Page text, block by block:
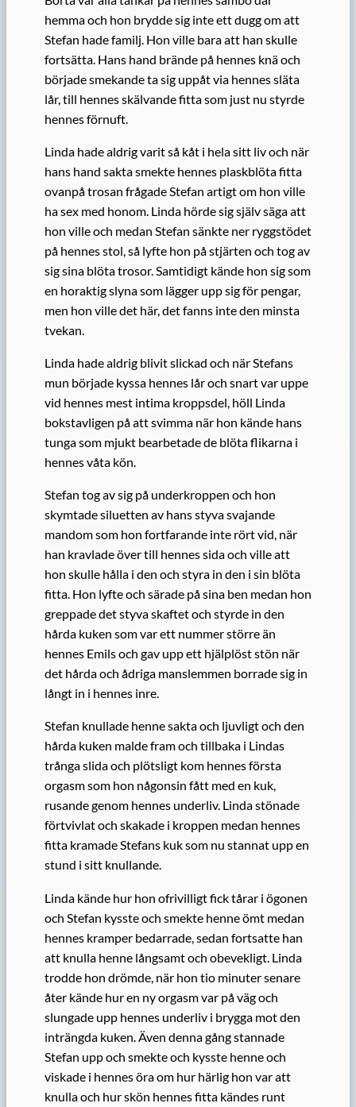
hemma och hon brydde sig inte ett dugg om att
Stefan hade familj. Hon ville bara att han skulle
fortsätta. Hans hand brände på hennes knä och
började smekande ta sig uppåt via hennes släta
lår, till hennes skälvande fitta som just nu styrde
hennes förnuft.
Linda hade aldrig varit så kåt i hela sitt liv och när
hans hand sakta smekte hennes plaskblöta fitta
ovanpå trosan frågade Stefan artigt om hon ville
ha sex med honom. Linda hörde sig själv säga att
hon ville och medan Stefan sänkte ner ryggstödet
på hennes stol, så lyfte hon på stjärten och tog av
sig sina blöta trosor. Samtidigt kände hon sig som
en horaktig slyna som lägger upp sig för pengar,
men hon ville det här, det fanns inte den minsta
tvekan.
Linda hade aldrig blivit slickad och när Stefans
mun började kyssa hennes lår och snart var uppe
vid hennes mest intima kroppsdel, höll Linda
bokstavligen på att svimma när hon kände hans
tunga som mjukt bearbetade de blöta flikarna i
hennes våta kön.
Stefan tog av sig på underkroppen och hon
skymtade siluetten av hans styva svajande
mandom som hon fortfarande inte rört vid, när
han kravlade över till hennes sida och ville att
hon skulle hålla i den och styra in den i sin blöta
fitta. Hon lyfte och särade på sina ben medan hon
greppade det styva skaftet och styrde in den
hårda kuken som var ett nummer större än
hennes Emils och gav upp ett hjälplöst stön när
det hårda och ådriga manslemmen borrade sig in
långt in i hennes inre.
Stefan knullade henne sakta och ljuvligt och den
hårda kuken malde fram och tillbaka i Lindas
trånga slida och plötsligt kom hennes första
orgasm som hon någonsin fått med en kuk,
rusande genom hennes underliv. Linda stönade
förtvivlat och skakade i kroppen medan hennes
fitta kramade Stefans kuk som nu stannat upp en
stund i sitt knullande.
Linda kände hur hon ofrivilligt fick tårar i ögonen
och Stefan kysste och smekte henne ömt medan
hennes kramper bedarrade, sedan fortsatte han
att knulla henne långsamt och obevekligt. Linda
trodde hon drömde, när hon tio minuter senare
åter kände hur en ny orgasm var på väg och
slungade upp hennes underliv i brygga mot den
inträngda kuken. Även denna gång stannade
Stefan upp och smekte och kysste henne och
viskade i hennes öra om hur härlig hon var att
knulla och hur skön hennes fitta kändes runt